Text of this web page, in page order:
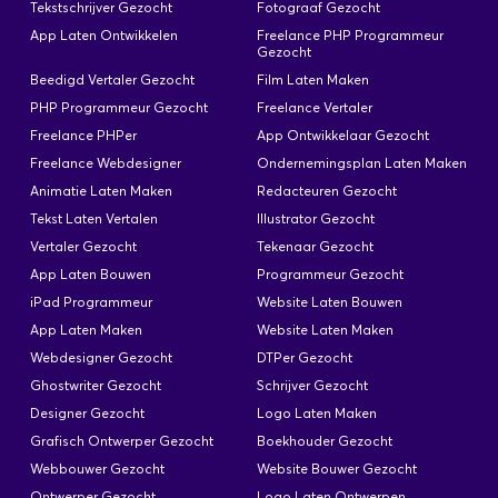
met als standplaats de Data-ICT-Dienst (DID) te
Delft, Directie ICT (DICT). De DICT maakt deel uit
van de dienstverlenende functie…
Senior projectmanager
klant in de omgeving van Amsterdam, zijn wij op
zoek naar een ervaren Senior Projectmanager.
Functie: Senior Projectmanager Functie inhoud:
Denkt op conceptueel niveau mee over de
inrichting van de business. Leidt projecten van
start tot en met een succesvolle implementatie en
acceptatie door de opdrachtgever. Draagt zorg
Tekstschrijver Gezocht
Fotograaf Gezocht
App Laten Ontwikkelen
Freelance PHP Programmeur
Gezocht
Beedigd Vertaler Gezocht
Film Laten Maken
PHP Programmeur Gezocht
Freelance Vertaler
Freelance PHPer
App Ontwikkelaar Gezocht
Freelance Webdesigner
Ondernemingsplan Laten Maken
Animatie Laten Maken
Redacteuren Gezocht
Tekst Laten Vertalen
Illustrator Gezocht
Vertaler Gezocht
Tekenaar Gezocht
App Laten Bouwen
Programmeur Gezocht
iPad Programmeur
Website Laten Bouwen
App Laten Maken
Website Laten Maken
Webdesigner Gezocht
DTPer Gezocht
Ghostwriter Gezocht
Schrijver Gezocht
Designer Gezocht
Logo Laten Maken
Grafisch Ontwerper Gezocht
Boekhouder Gezocht
Webbouwer Gezocht
Website Bouwer Gezocht